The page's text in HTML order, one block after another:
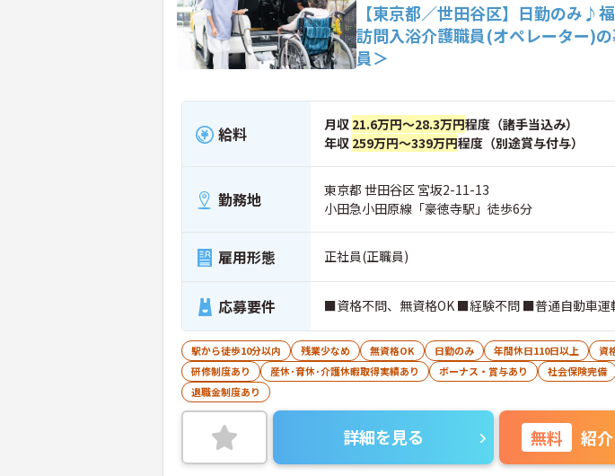
【東京都／世田谷区】日勤のみ♪
訪問入浴介護職員(オペレーター)
員＞
給料 月収 21.6万円～28.3万円程度（諸手当込み）
年収 259万円～339万円程度（別途賞与付与）
勤務地
東京都 世田谷区 宮坂2-11-13
小田急小田原線「豪徳寺駅」徒歩6分
雇用形態 正社員(正職員)
応募要件 ■資格不問、無資格OK ■経験不問 ■普通自動車運
駅から徒歩10分以内 残業少なめ 無資格OK 日勤のみ 年間休日110日以上
資
研修制度あり
産休･育休･介護休暇取得実績あり ボーナス・賞与あり 社会保険完備
退職金制度あり
詳細を見る 無料 紹